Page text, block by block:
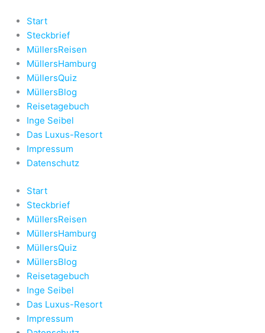
Inhalt
springen
Start
Steckbrief
MüllersReisen
MüllersHamburg
MüllersQuiz
MüllersBlog
Reisetagebuch
Inge Seibel
Das Luxus-Resort
Impressum
Datenschutz
Start
Steckbrief
MüllersReisen
MüllersHamburg
MüllersQuiz
MüllersBlog
Reisetagebuch
Inge Seibel
Das Luxus-Resort
Impressum